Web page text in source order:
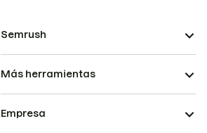
Semrush
Más herramientas
Empresa